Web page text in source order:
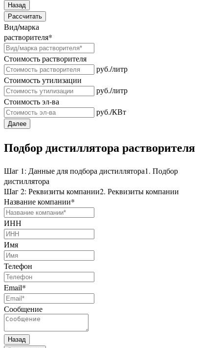
Назад
Рассчитать
Вид/марка
растворителя*
Стоимость растворителя
руб./литр
Стоимость утилизации
руб./литр
Стоимость эл-ва
руб./КВт
Далее
Подбор дистиллятора растворителя
Шаг 1: Данные для подбора дистиллятора1. Подбор
дистиллятора
Шаг 2: Реквизиты компании2. Реквизиты компании
Название компании*
ИНН
Имя
Телефон
Email*
Сообщение
Назад